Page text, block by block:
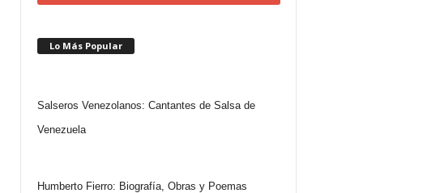
Lo Más Popular
Salseros Venezolanos: Cantantes de Salsa de
Venezuela
Humberto Fierro: Biografía, Obras y Poemas